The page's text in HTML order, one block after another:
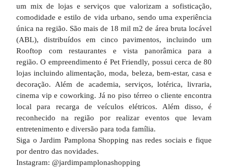
um mix de lojas e serviços que valorizam a sofisticação,
comodidade e estilo de vida urbano, sendo uma experiência
única na região. São mais de 18 mil m2 de área bruta locável
(ABL), distribuídos em cinco pavimentos, incluindo um
Rooftop com restaurantes e vista panorâmica para a
região. O empreendimento é Pet Friendly, possui cerca de 80
lojas incluindo alimentação, moda, beleza, bem-estar, casa e
decoração. Além de academia, serviços, lotérica, livraria,
cinema vip e coworking. Já no piso térreo o cliente encontra
local para recarga de veículos elétricos. Além disso, é
reconhecido na região por realizar eventos que levam
entretenimento e diversão para toda família.
Siga o Jardim Pamplona Shopping nas redes sociais e fique
por dentro das novidades.
Instagram: @jardimpamplonashopping